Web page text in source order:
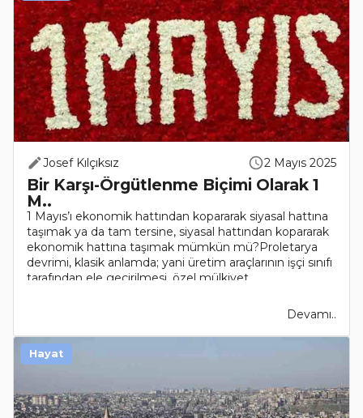
Josef Kılçıksız 2 Mayıs 2025
Bir Karşı-Örgütlenme Biçimi Olarak 1
M..
1 Mayıs’ı ekonomik hattından kopararak siyasal hattına
taşımak ya da tam tersine, siyasal hattından kopararak
ekonomik hattına taşımak mümkün mü?Proletarya
devrimi, klasik anlamda; yani üretim araçlarının işçi sınıfı
tarafından ele geçirilmesi, özel mülkiyet..
Devamı..
Hayat